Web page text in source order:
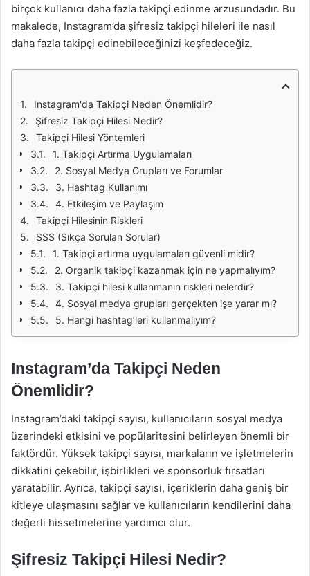
birçok kullanıcı daha fazla takipçi edinme arzusundadır. Bu
makalede, Instagram’da şifresiz takipçi hileleri ile nasıl
daha fazla takipçi edinebileceğinizi keşfedeceğiz.
Instagram'da Takipçi Neden Önemlidir?
Şifresiz Takipçi Hilesi Nedir?
Takipçi Hilesi Yöntemleri
1. Takipçi Artırma Uygulamaları
2. Sosyal Medya Grupları ve Forumlar
3. Hashtag Kullanımı
4. Etkileşim ve Paylaşım
Takipçi Hilesinin Riskleri
SSS (Sıkça Sorulan Sorular)
1. Takipçi artırma uygulamaları güvenli midir?
2. Organik takipçi kazanmak için ne yapmalıyım?
3. Takipçi hilesi kullanmanın riskleri nelerdir?
4. Sosyal medya grupları gerçekten işe yarar mı?
5. Hangi hashtag’leri kullanmalıyım?
Instagram’da Takipçi Neden
Önemlidir?
Instagram’daki takipçi sayısı, kullanıcıların sosyal medya
üzerindeki etkisini ve popülaritesini belirleyen önemli bir
faktördür. Yüksek takipçi sayısı, markaların ve işletmelerin
dikkatini çekebilir, işbirlikleri ve sponsorluk fırsatları
yaratabilir. Ayrıca, takipçi sayısı, içeriklerin daha geniş bir
kitleye ulaşmasını sağlar ve kullanıcıların kendilerini daha
değerli hissetmelerine yardımcı olur.
Şifresiz Takipçi Hilesi Nedir?